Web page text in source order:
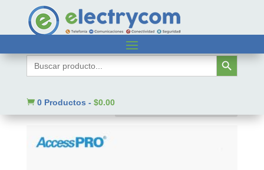
Buscar: Botón de búsqueda
 0 Productos - $0.00
/ Código SAT del producto / 43221730
43221730